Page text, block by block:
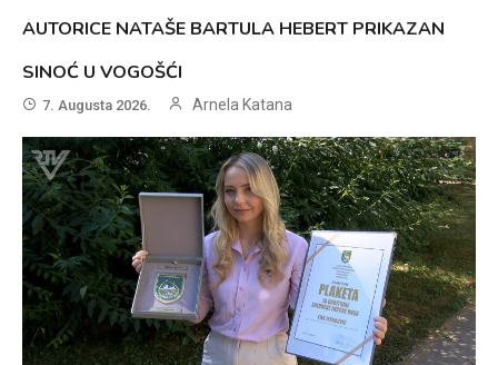
AUTORICE NATAŠE BARTULA HEBERT PRIKAZAN
SINOĆ U VOGOŠĆI
7. Augusta 2026. Arnela Katana